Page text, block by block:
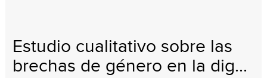
Estudio cualitativo sobre las
brechas de género en la dig...